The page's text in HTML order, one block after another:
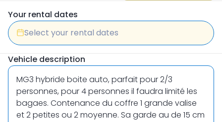
Your rental dates
Select your rental dates
Vehicle description
MG3 hybride boite auto, parfait pour 2/3
personnes, pour 4 personnes il faudra limité les
bagaes. Contenance du coffre 1 grande valise
et 2 petites ou 2 moyenne. Sa garde au de 15 cm